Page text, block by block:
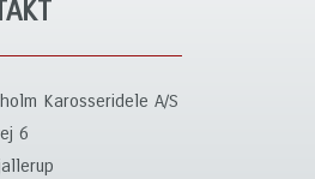
Karosseridele A/S
6